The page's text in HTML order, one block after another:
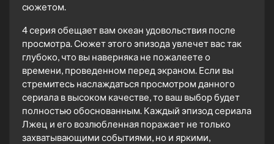
сюжетом.
4 серия обещает вам океан удовольствия после
просмотра. Сюжет этого эпизода увлечет вас так
глубоко, что вы наверняка не пожалеете о
времени, проведенном перед экраном. Если вы
стремитесь наслаждаться просмотром данного
сериала в высоком качестве, то ваш выбор будет
полностью обоснованным. Каждый эпизод сериала
Лжец и его возлюбленная поражает не только
захватывающими событиями, но и яркими,